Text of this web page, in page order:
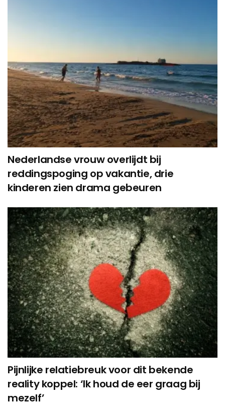
Nederlandse vrouw overlijdt bij
reddingspoging op vakantie, drie
kinderen zien drama gebeuren
Pijnlijke relatiebreuk voor dit bekende
reality koppel: ‘Ik houd de eer graag bij
mezelf’